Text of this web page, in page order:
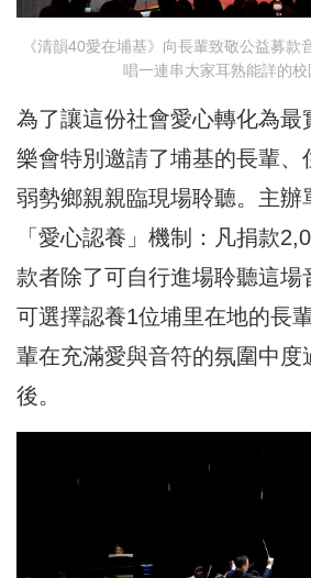
《清韻40愛在埔基》向長輩致敬公益募款
唱一連串大家耳熟能詳的校
為了讓這份社會愛心轉化為最
樂會特別邀請了埔基的長輩、
弱勢鄉親親臨現場聆聽。主辦
「愛心認養」機制：凡捐款
款者除了可自行進場聆聽這場
可選擇認養1位埔里在地的長
輩在充滿愛與音符的氛圍中度
後。